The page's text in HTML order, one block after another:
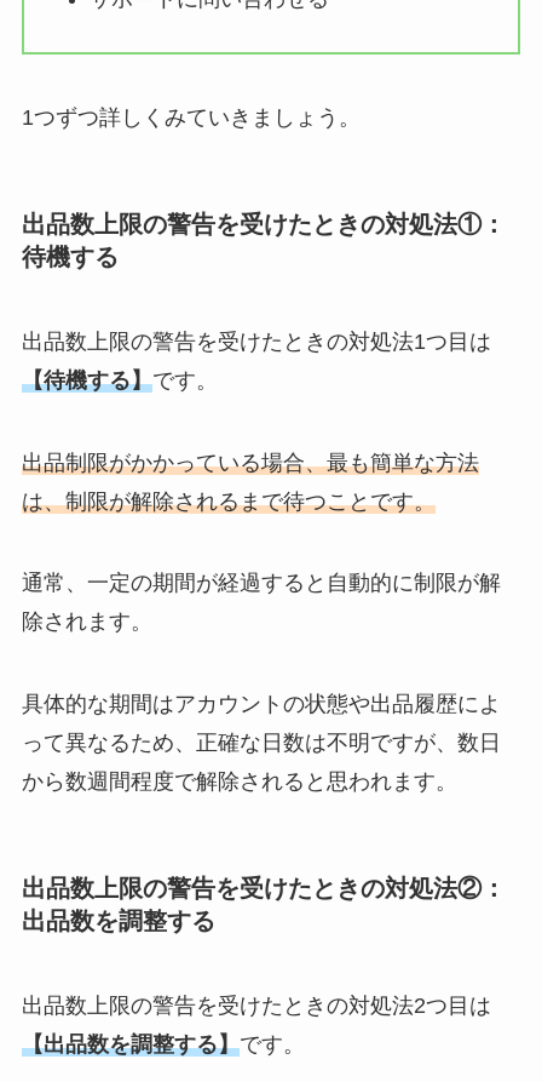
1つずつ詳しくみていきましょう。
出品数上限の警告を受けたときの対処法①：
待機する
出品数上限の警告を受けたときの対処法1つ目は
【待機する】です。
出品制限がかかっている場合、最も簡単な方法
は、制限が解除されるまで待つことです。
通常、一定の期間が経過すると自動的に制限が解
除されます。
具体的な期間はアカウントの状態や出品履歴によ
って異なるため、正確な日数は不明ですが、数日
から数週間程度で解除されると思われます。
出品数上限の警告を受けたときの対処法②：
出品数を調整する
出品数上限の警告を受けたときの対処法2つ目は
【出品数を調整する】です。